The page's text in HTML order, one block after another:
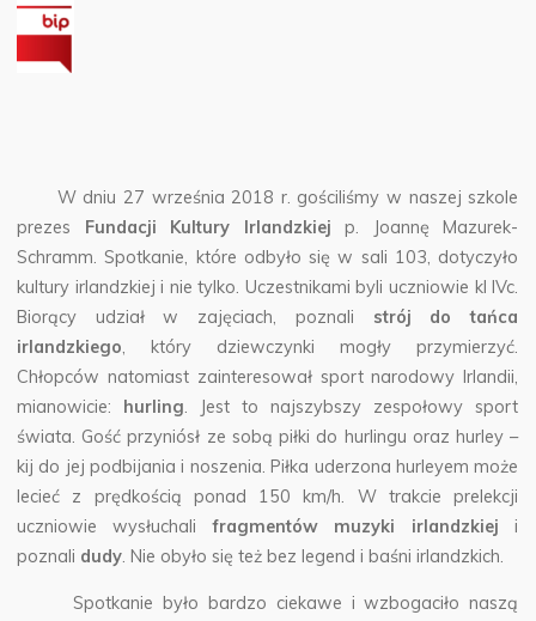
W dniu 27 września 2018 r. gościliśmy w naszej szkole
prezes Fundacji Kultury Irlandzkiej p. Joannę Mazurek-
Schramm.Spotkanie, które odbyło się w sali 103, dotyczyło
kultury irlandzkiej i nie tylko. Uczestnikami byli uczniowie kl IVc.
Biorący udział w zajęciach, poznali strój do tańca
irlandzkiego, który dziewczynki mogły przymierzyć.
Chłopców natomiast zainteresował sport narodowy Irlandii,
mianowicie: hurling. Jest to najszybszy zespołowy sport
świata. Gość przyniósł ze sobą piłki do hurlingu oraz hurley –
kij do jej podbijania i noszenia. Piłka uderzona hurleyem może
lecieć z prędkością ponad 150 km/h. W trakcie prelekcji
uczniowie wysłuchalifragmentów muzyki irlandzkiej i
poznali dudy. Nie obyło się też bez legend i baśni irlandzkich.
Spotkanie było bardzo ciekawe i wzbogaciło naszą